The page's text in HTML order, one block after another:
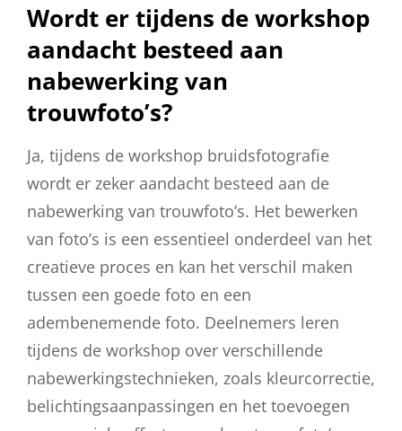
Wordt er tijdens de workshop
aandacht besteed aan
nabewerking van
trouwfoto’s?
Ja, tijdens de workshop bruidsfotografie
wordt er zeker aandacht besteed aan de
nabewerking van trouwfoto’s. Het bewerken
van foto’s is een essentieel onderdeel van het
creatieve proces en kan het verschil maken
tussen een goede foto en een
adembenemende foto. Deelnemers leren
tijdens de workshop over verschillende
nabewerkingstechnieken, zoals kleurcorrectie,
belichtingsaanpassingen en het toevoegen